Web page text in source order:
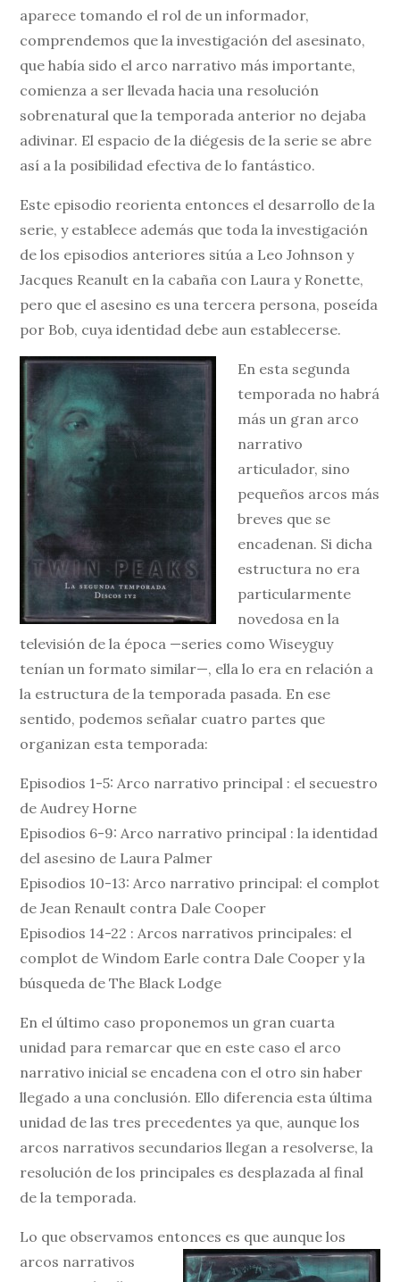
aparece tomando el rol de un informador,
comprendemos que la investigación del asesinato,
que había sido el arco narrativo más importante,
comienza a ser llevada hacia una resolución
sobrenatural que la temporada anterior no dejaba
adivinar. El espacio de la diégesis de la serie se abre
así a la posibilidad efectiva de lo fantástico.
Este episodio reorienta entonces el desarrollo de la
serie, y establece además que toda la investigación
de los episodios anteriores sitúa a Leo Johnson y
Jacques Reanult en la cabaña con Laura y Ronette,
pero que el asesino es una tercera persona, poseída
por Bob, cuya identidad debe aun establecerse.
En esta segunda
temporada no habrá
más un gran arco
narrativo
articulador, sino
pequeños arcos más
breves que se
encadenan. Si dicha
estructura no era
particularmente
novedosa en la
televisión de la época —series como Wiseyguy
tenían un formato similar—, ella lo era en relación a
la estructura de la temporada pasada. En ese
sentido, podemos señalar cuatro partes que
organizan esta temporada:
Episodios 1-5: Arco narrativo principal : el secuestro
de Audrey Horne
Episodios 6-9: Arco narrativo principal : la identidad
del asesino de Laura Palmer
Episodios 10-13: Arco narrativo principal: el complot
de Jean Renault contra Dale Cooper
Episodios 14-22 : Arcos narrativos principales: el
complot de Windom Earle contra Dale Cooper y la
búsqueda de The Black Lodge
En el último caso proponemos un gran cuarta
unidad para remarcar que en este caso el arco
narrativo inicial se encadena con el otro sin haber
llegado a una conclusión. Ello diferencia esta última
unidad de las tres precedentes ya que, aunque los
arcos narrativos secundarios llegan a resolverse, la
resolución de los principales es desplazada al final
de la temporada.
Lo que observamos entonces es que aunque los
arcos narrativos